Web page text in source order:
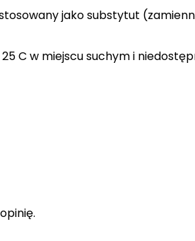
jako substytut
C w miejscu suchym i